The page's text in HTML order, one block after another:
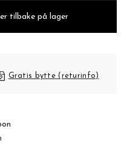
tilbake på lager
Gratis bytte (returinfo)